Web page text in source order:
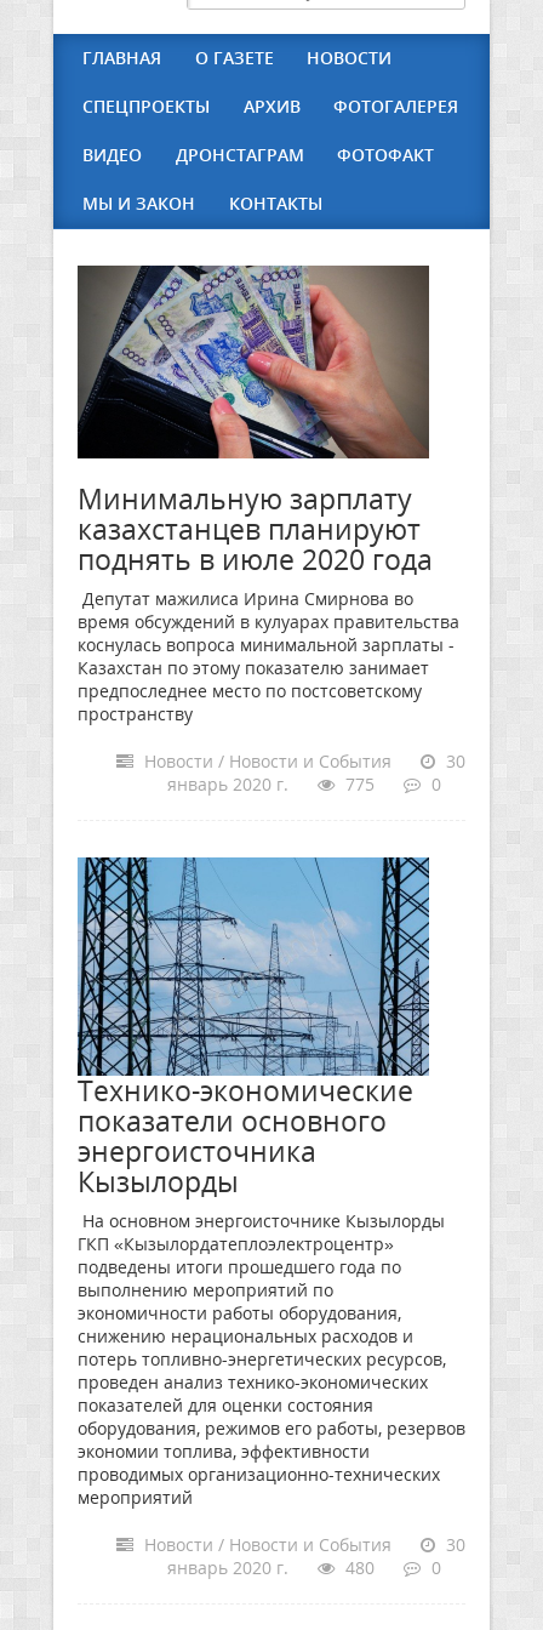
ГЛАВНАЯ О ГАЗЕТЕ НОВОСТИ
СПЕЦПРОЕКТЫ АРХИВ ФОТОГАЛЕРЕЯ
ВИДЕО ДРОНСТАГРАМ ФОТОФАКТ
МЫ И ЗАКОН КОНТАКТЫ
Минимальную зарплату
казахстанцев планируют
поднять в июле 2020 года
Депутат мажилиса Ирина Смирнова во
время обсуждений в кулуарах правительства
коснулась вопроса минимальной зарплаты -
Казахстан по этому показателю занимает
предпоследнее место по постсоветскому
пространству
Новости / Новости и События
30
январь 2020 г.
775 0
Технико-экономические
показатели основного
энергоисточника
Кызылорды
На основном энергоисточнике Кызылорды
ГКП «Кызылордатеплоэлектроцентр»
подведены итоги прошедшего года по
выполнению мероприятий по
экономичности работы оборудования,
снижению нерациональных расходов и
потерь топливно-энергетических ресурсов,
проведен анализ технико-экономических
показателей для оценки состояния
оборудования, режимов его работы, резервов
экономии топлива, эффективности
проводимых организационно-технических
мероприятий
Новости / Новости и События
30
январь 2020 г.
480 0